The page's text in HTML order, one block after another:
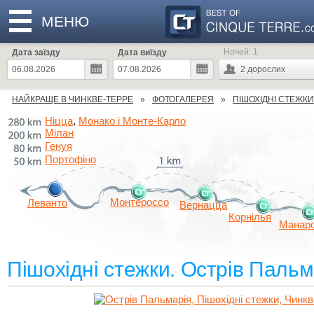
МЕНЮ
Дата заїзду
Дата виїзду
2 дорослих
Ночей: 1
НАЙКРАЩЕ В ЧИНКВЕ-ТЕРРЕ ФОТОГАЛЕРЕЯ ПІШОХІДНІ СТЕЖКИ
Леванто Монтероссо
Вернацца
Корнілья
Генуя
Мілан
Ніцца, Монако і Монте-Карло
Портофіно
Пішохідні стежки. Острів